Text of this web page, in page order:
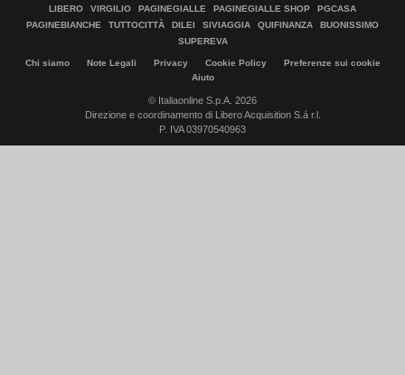
LIBERO VIRGILIO PAGINEGIALLE PAGINEGIALLE SHOP
PGCASA
PAGINEBIANCHE
TUTTOCITTÀ DILEI SIVIAGGIA QUIFINANZA
BUONISSIMO
SUPEREVA
Chi siamo Note Legali Privacy Cookie Policy
Preferenze sui cookie
Aiuto
© Italiaonline S.p.A. 2026
Direzione e coordinamento di Libero Acquisition S.á r.l.
P. IVA 03970540963